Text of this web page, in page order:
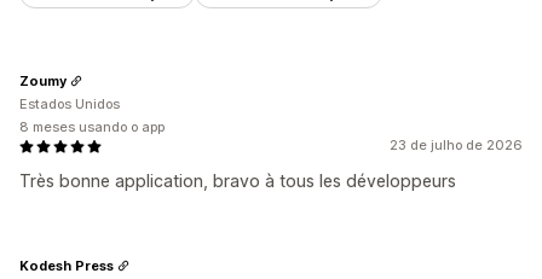
23 de julho de 2026
Très bonne application, bravo à tous les développeurs
Zoumy
Estados Unidos
8 meses usando o app
Kodesh Press